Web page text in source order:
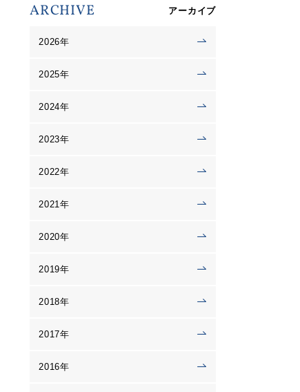
ARCHIVE アーカイブ
2026年
2025年
2024年
2023年
2022年
2021年
2020年
2019年
2018年
2017年
2016年